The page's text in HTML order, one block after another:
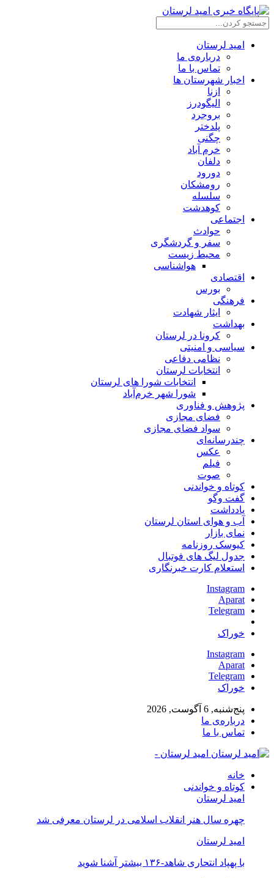
امید لرستان
درباره‌ی ما
تماس با ما
اخبار شهرستان ها
ازنا
الیگودرز
بروجرد
پلدختر
چگنی
خرم آباد
دلفان
دورود
رومشکان
سلسله
کوهدشت
اجتماعی
حوادث
سفر و گردشگری
محیط زیست
هواشناسی
اقتصادی
بورس
فرهنگی
ایثار شهادت
بهداشت
کرونا در لرستان
سیاسی و امنیتی
نظامی دفاعی
انتخابات لرستان
انتخابات شورا های لرستان
شورا شهر خرم‌آباد
پژوهش و فناوری
فضای مجازی
سواد فضای مجازی
چندرسانه‌ای
عكس
فیلم
صوت
کوتاه و خواندنی
گفت وگو
یادداشت
آب و هوای استان لرستان
نمای بازار
کیوسک روزنامه
جدول لیگ های فوتبال
استعلام کارت خبرنگاری
Instagram
Aparat
Telegram
خوراک
Instagram
Aparat
Telegram
خوراک
پنج‌شنبه, 6 آگوست, 2026
درباره‌ی ما
تماس با ما
امید لرستان -
خانه
کوتاه و خواندنی
امید لرستان
چهره سال هنر انقلاب اسلامی در لرستان معرفی شد
امید لرستان
با پهپاد انتحاری شاهد-۱۳۶ بیشتر آشنا شوید